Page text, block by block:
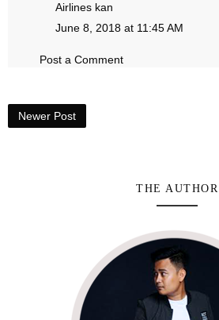
Airlines kan
June 8, 2018 at 11:45 AM
Post a Comment
Newer Post
THE AUTHOR